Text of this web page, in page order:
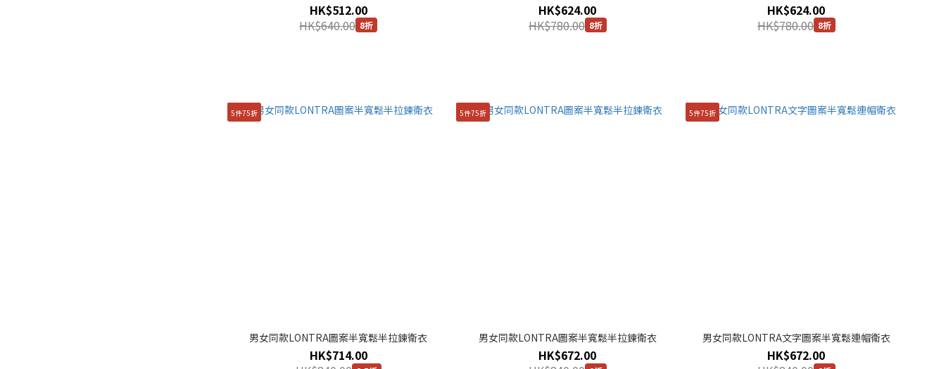
HK$512.00
HK$640.00 8折
HK$624.00
HK$780.00 8折
HK$624.00
HK$780.00 8折
5件75折
男女同款LONTRA圖案半寬鬆半拉鍊衛衣
HK$714.00
5件75折
男女同款LONTRA圖案半寬鬆半拉鍊衛衣
HK$672.00
5件75折
男女同款LONTRA文字圖案半寬鬆連帽衛衣
HK$672.00